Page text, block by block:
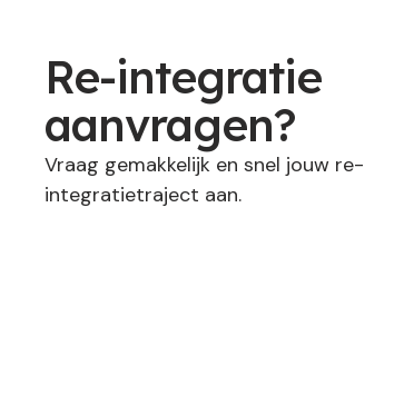
Re-integratie
aanvragen?
Vraag gemakkelijk en snel jouw re-
integratietraject aan.